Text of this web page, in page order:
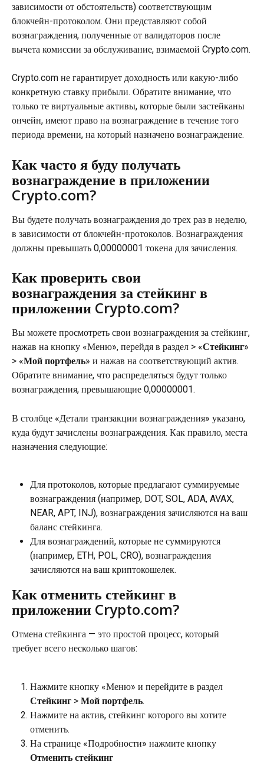
зависимости от обстоятельств) соответствующим
блокчейн-протоколом. Они представляют собой
вознаграждения, полученные от валидаторов после
вычета комиссии за обслуживание, взимаемой Crypto.com.
Crypto.com не гарантирует доходность или какую-либо
конкретную ставку прибыли. Обратите внимание, что
только те виртуальные активы, которые были застейканы
ончейн, имеют право на вознаграждение в течение того
периода времени, на который назначено вознаграждение.
Как часто я буду получать
вознаграждение в приложении
Crypto.com?
Вы будете получать вознаграждения до трех раз в неделю,
в зависимости от блокчейн-протоколов. Вознаграждения
должны превышать 0,00000001 токена для зачисления.
Как проверить свои
вознаграждения за стейкинг в
приложении Crypto.com?
Вы можете просмотреть свои вознаграждения за стейкинг,
нажав на кнопку «Меню», перейдя в раздел > «Стейкинг»
> «Мой портфель» и нажав на соответствующий актив.
Обратите внимание, что распределяться будут только
вознаграждения, превышающие 0,00000001.
В столбце «Детали транзакции вознаграждения» указано,
куда будут зачислены вознаграждения. Как правило, места
назначения следующие:
Для протоколов, которые предлагают суммируемые
вознаграждения (например, DOT, SOL, ADA, AVAX,
NEAR, APT, INJ), вознаграждения зачисляются на ваш
баланс стейкинга.
Для вознаграждений, которые не суммируются
(например, ETH, POL, CRO), вознаграждения
зачисляются на ваш криптокошелек.
Как отменить стейкинг в
приложении Crypto.com?
Отмена стейкинга — это простой процесс, который
требует всего несколько шагов:
Нажмите кнопку «Меню» и перейдите в раздел
Стейкинг > Мой портфель.
Нажмите на актив, стейкинг которого вы хотите
отменить.
На странице «Подробности» нажмите кнопку
Отменить стейкинг